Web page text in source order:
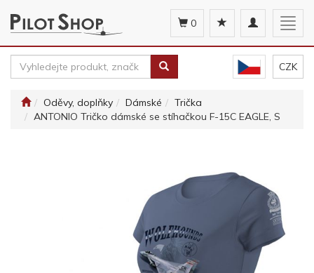
Toggle
navigation
0
CZK
Oděvy, doplňky Dámské
Trička
ANTONIO Tričko dámské se stíhačkou F-15C EAGLE, S